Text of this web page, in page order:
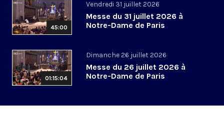
45:00
Vendredi 31 juillet 2026
Messe du 31 juillet 2026 à
Notre-Dame de Paris
01:15:04
Dimanche 26 juillet 2026
Messe du 26 juillet 2026 à
Notre-Dame de Paris